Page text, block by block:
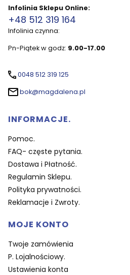
Infolinia Sklepu Online:
+48 512 319 164
Infolinia czynna:
Pn-Piątek w godz: 9.00-17.00
0048 512 319 125
bok@magdalena.pl
Linki w stopce
INFORMACJE.
Pomoc.
FAQ- częste pytania.
Dostawa i Płatność.
Regulamin Sklepu.
Polityka prywatności.
Reklamacje i Zwroty.
MOJE KONTO
Twoje zamówienia
P. Lojalnościowy.
Ustawienia konta